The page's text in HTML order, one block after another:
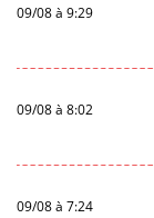
09/08 à 9:29
09/08 à 8:02
09/08 à 7:24